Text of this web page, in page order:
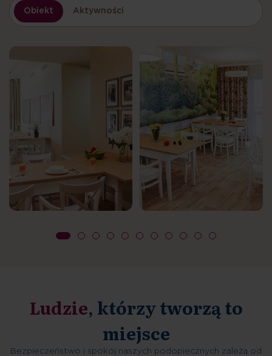
Obiekt Aktywności
Ludzie, którzy tworzą to
miejsce
Bezpieczeństwo i spokój naszych podopiecznych zależą od